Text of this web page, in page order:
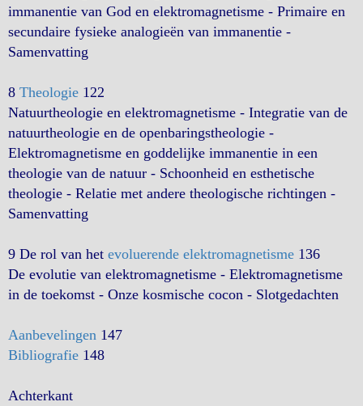
immanentie van God en elektromagnetisme - Primaire en
secundaire fysieke analogieën van immanentie -
Samenvatting
8 Theologie 122
Natuurtheologie en elektromagnetisme - Integratie van de
natuurtheologie en de openbaringstheologie -
Elektromagnetisme en goddelijke immanentie in een
theologie van de natuur - Schoonheid en esthetische
theologie - Relatie met andere theologische richtingen -
Samenvatting
9 De rol van het evoluerende elektromagnetisme 136
De evolutie van elektromagnetisme - Elektromagnetisme
in de toekomst - Onze kosmische cocon - Slotgedachten
Aanbevelingen 147
Bibliografie 148
Achterkant